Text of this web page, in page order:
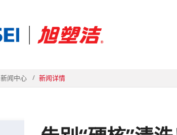
新闻中心 / 新闻详情